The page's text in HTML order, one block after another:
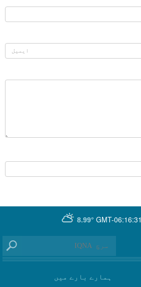
GMT-06:16:31
8.99°
ہمارے بارے میں